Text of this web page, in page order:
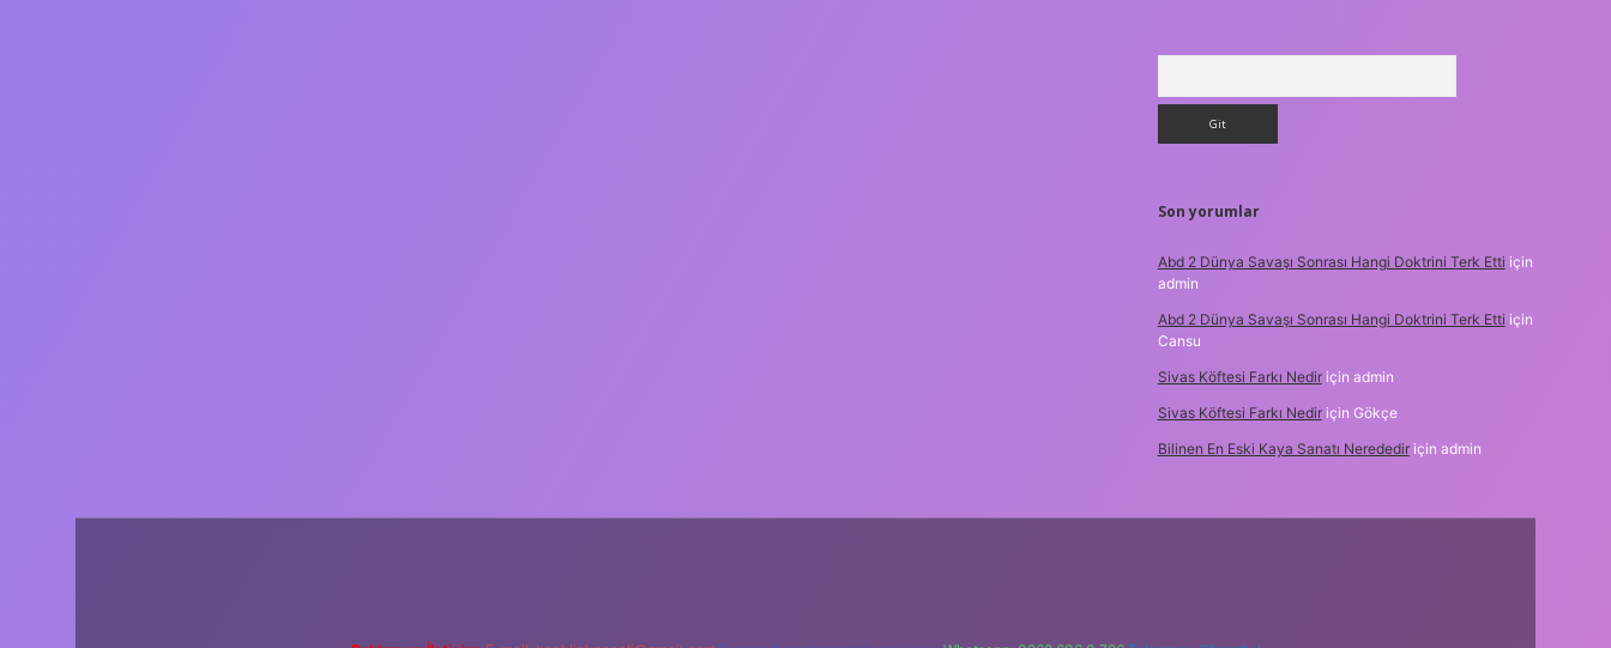
Son yorumlar
Abd 2 Dünya Savaşı Sonrası Hangi Doktrini Terk Etti için
admin
Abd 2 Dünya Savaşı Sonrası Hangi Doktrini Terk Etti için
Cansu
Sivas Köftesi Farkı Nediriçin admin
Sivas Köftesi Farkı Nediriçin Gökçe
Bilinen En Eski Kaya Sanatı Neredediriçin admin